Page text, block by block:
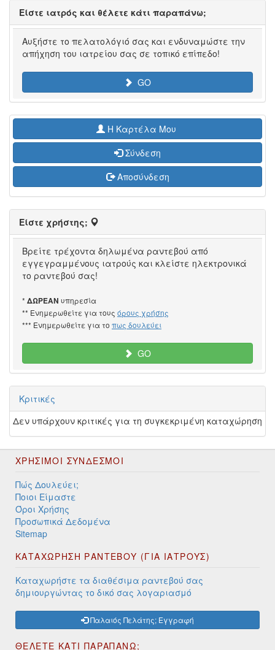
Είστε ιατρός και θέλετε κάτι παραπάνω;
Αυξήστε το πελατολόγιό σας και ενδυναμώστε την
απήχηση του ιατρείου σας σε τοπικό επίπεδο!
GO
H Καρτέλα Μου
Σύνδεση
Αποσύνδεση
Είστε χρήστης;
Βρείτε τρέχοντα δηλωμένα ραντεβού από
εγγεγραμμένους ιατρούς και κλείστε ηλεκτρονικά
το ραντεβού σας!
* ΔΩΡΕΑΝ υπηρεσία
** Ενημερωθείτε για τους όρους χρήσης
*** Ενημερωθείτε για το πως δουλεύει
GO
Κριτικές
Δεν υπάρχουν κριτικές για τη συγκεκριμένη καταχώρηση
ΧΡΉΣΙΜΟΙ ΣΎΝΔΕΣΜΟΙ
Πώς Δουλεύει;
Ποιοι Είμαστε
Όροι Χρήσης
Προσωπικά Δεδομένα
Sitemap
ΚΑΤΑΧΩΡΗΣΗ ΡΑΝΤΕΒΟΥ (ΓΙΑ ΙΑΤΡΟΥΣ)
Καταχωρήστε τα διαθέσιμα ραντεβού σας
δημιουργώντας το δικό σας λογαριασμό
Παλαιός Πελάτης; Εγγραφή
ΘΕΛΕΤΕ ΚΑΤΙ ΠΑΡΑΠΑΝΩ;